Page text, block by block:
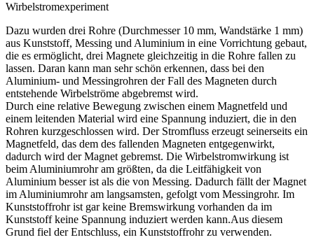
Wirbelstromexperiment
Dazu wurden drei Rohre (Durchmesser 10 mm, Wandstärke 1 mm)
aus Kunststoff, Messing und Aluminium in eine Vorrichtung gebaut,
die es ermöglicht, drei Magnete gleichzeitig in die Rohre fallen zu
lassen. Daran kann man sehr schön erkennen, dass bei den
Aluminium- und Messingrohren der Fall des Magneten durch
entstehende Wirbelströme abgebremst wird.
Durch eine relative Bewegung zwischen einem Magnetfeld und
einem leitenden Material wird eine Spannung induziert, die in den
Rohren kurzgeschlossen wird. Der Stromfluss erzeugt seinerseits ein
Magnetfeld, das dem des fallenden Magneten entgegenwirkt,
dadurch wird der Magnet gebremst. Die Wirbelstromwirkung ist
beim Aluminiumrohr am größten, da die Leitfähigkeit von
Aluminium besser ist als die von Messing. Dadurch fällt der Magnet
im Aluminiumrohr am langsamsten, gefolgt vom Messingrohr. Im
Kunststoffrohr ist gar keine Bremswirkung vorhanden da im
Kunststoff keine Spannung induziert werden kann.Aus diesem
Grund fiel der Entschluss, ein Kunststoffrohr zu verwenden.